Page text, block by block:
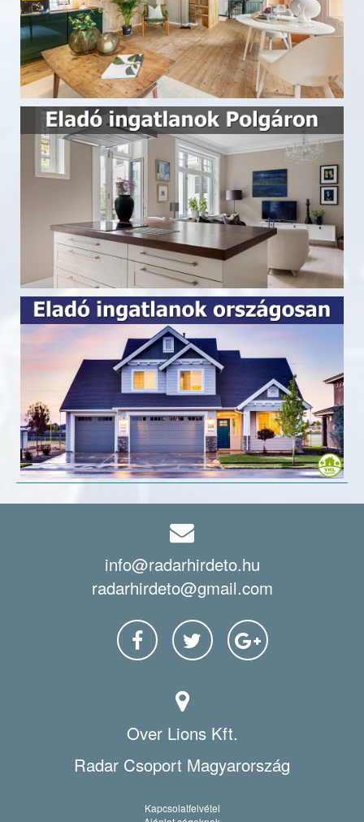
info@radarhirdeto.hu
radarhirdeto@gmail.com
Over Lions Kft.
Radar Csoport Magyarország
Kapcsolatfelvétel